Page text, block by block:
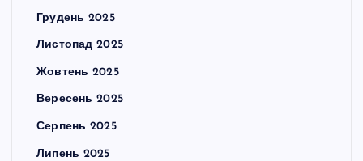
Грудень 2025
Листопад 2025
Жовтень 2025
Вересень 2025
Серпень 2025
Липень 2025